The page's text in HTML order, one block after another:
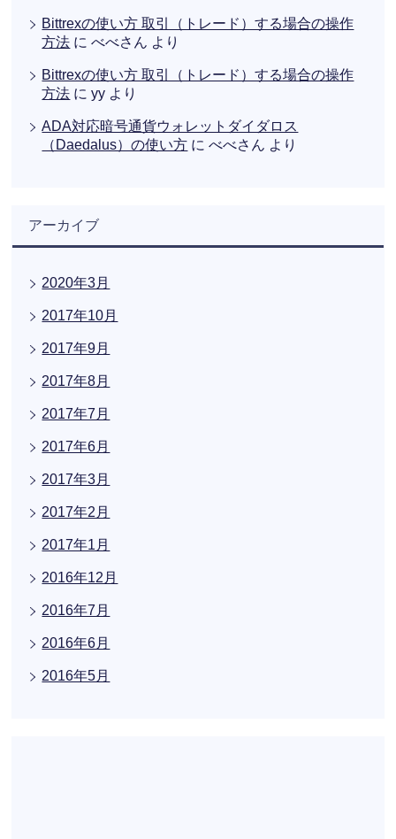
Bittrexの使い方 取引（トレード）する場合の操作
方法 にべべさん より
Bittrexの使い方 取引（トレード）する場合の操作
方法 にyy より
ADA対応暗号通貨ウォレットダイダロス
（Daedalus）の使い方 にべべさん より
アーカイブ
2020年3月
2017年10月
2017年9月
2017年8月
2017年7月
2017年6月
2017年3月
2017年2月
2017年1月
2016年12月
2016年7月
2016年6月
2016年5月